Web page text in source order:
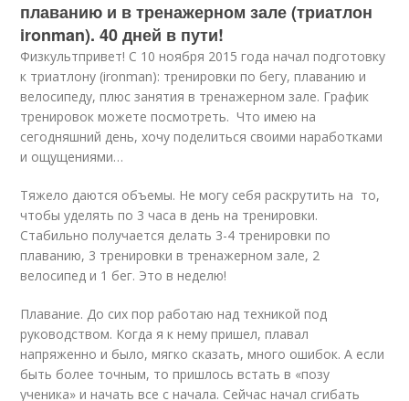
плаванию и в тренажерном зале (триатлон
ironman). 40 дней в пути!
Физкультпривет! С 10 ноября 2015 года начал подготовку
к триатлону (ironman): тренировки по бегу, плаванию и
велосипеду, плюс занятия в тренажерном зале. График
тренировок можете посмотреть. Что имею на
сегодняшний день, хочу поделиться своими наработками
и ощущениями…
Тяжело даются объемы. Не могу себя раскрутить на то,
чтобы уделять по 3 часа в день на тренировки.
Стабильно получается делать 3-4 тренировки по
плаванию, 3 тренировки в тренажерном зале, 2
велосипед и 1 бег. Это в неделю!
Плавание. До сих пор работаю над техникой под
руководством. Когда я к нему пришел, плавал
напряженно и было, мягко сказать, много ошибок. А если
быть более точным, то пришлось встать в «позу
ученика» и начать все с начала. Сейчас начал сгибать